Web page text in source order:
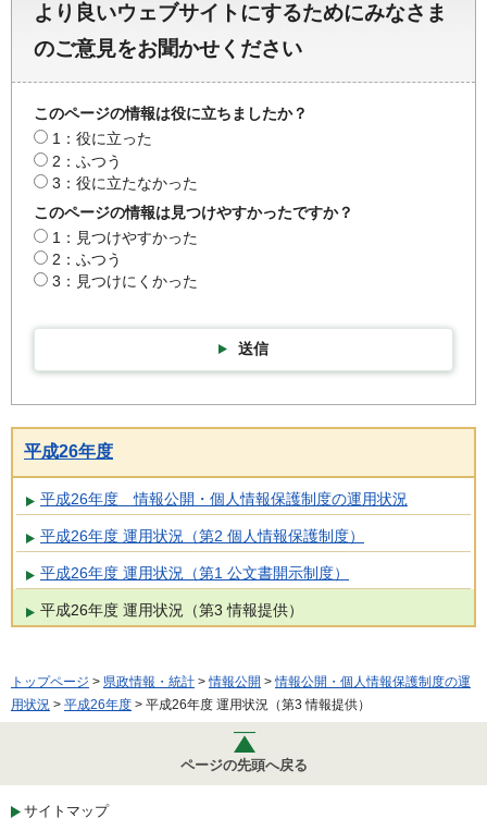
より良いウェブサイトにするためにみなさま
のご意見をお聞かせください
このページの情報は役に立ちましたか？
1：役に立った
2：ふつう
3：役に立たなかった
このページの情報は見つけやすかったですか？
1：見つけやすかった
2：ふつう
3：見つけにくかった
送信
平成26年度
平成26年度 情報公開・個人情報保護制度の運用状況
平成26年度 運用状況（第2 個人情報保護制度）
平成26年度 運用状況（第1 公文書開示制度）
平成26年度 運用状況（第3 情報提供）
トップページ > 県政情報・統計 >情報公開 >情報公開・個人情報保護制度の運
用状況 > 平成26年度 > 平成26年度 運用状況（第3 情報提供）
ページの先頭へ戻る
サイトマップ